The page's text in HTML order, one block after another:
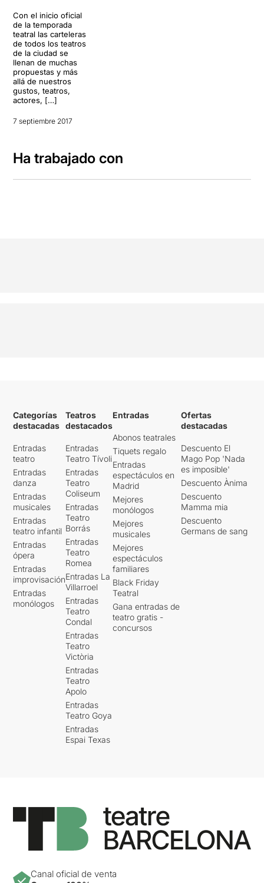
Con el inicio oficial
de la temporada
teatral las carteleras
de todos los teatros
de la ciudad se
llenan de muchas
propuestas y más
allá de nuestros
gustos, teatros,
actores, […]
7 septiembre 2017
Ha trabajado con
Categorías
destacadas
Entradas
teatro
Entradas
danza
Entradas
musicales
Entradas
teatro infantil
Entradas
ópera
Entradas
improvisación
Entradas
monólogos
Teatros
destacados
Entradas
Teatro Tívoli
Entradas
Teatro
Coliseum
Entradas
Teatro
Borrás
Entradas
Teatro
Romea
Entradas La
Villarroel
Entradas
Teatro
Condal
Entradas
Teatro
Victòria
Entradas
Teatro
Apolo
Entradas
Teatro Goya
Entradas
Espai Texas
Entradas
Abonos teatrales
Tiquets regalo
Entradas
espectáculos en
Madrid
Mejores
monólogos
Mejores
musicales
Mejores
espectáculos
familiares
Black Friday
Teatral
Gana entradas de
teatro gratis -
concursos
Ofertas
destacadas
Descuento El
Mago Pop 'Nada
es imposible'
Descuento Ànima
Descuento
Mamma mia
Descuento
Germans de sang
Canal oficial de venta